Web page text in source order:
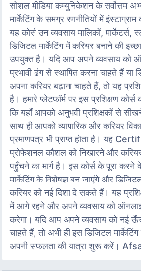
सोशल मीडिया कम्युनिकेशन के सर्वोत्तम
मार्केटिंग के समग्र रणनीतियों में इंस्टाग्राम
यह कोर्स उन व्यवसाय मालिकों, मार्केटर्स,
डिजिटल मार्केटिंग में करियर बनाने की
उपयुक्त है। यदि आप अपने व्यवसाय को
प्रभावी ढंग से स्थापित करना चाहते हैं या
अपना करियर बढ़ाना चाहते हैं, तो यह
है। हमारे प्लेटफॉर्म पर इस प्रशिक्षण
कि यहाँ आपको अनुभवी प्रशिक्षकों से
साथ ही आपको व्यापारिक और करियर
प्रमाणपत्र भी प्राप्त होता है। यह
प्रोफेशनल कौशल को निखारने और
पहुँचने का मार्ग है। इस कोर्स के पूरा करने
मार्केटिंग के विशेषज्ञ बन जाएंगे और
करियर को नई दिशा दे सकते हैं। यह
में आगे रहने और अपने व्यवसाय को
करेगा। यदि आप अपने व्यवसाय को नई
चाहते हैं, तो अभी ही इस डिजिटल
अपनी सफलता की यात्रा शुरू करें।